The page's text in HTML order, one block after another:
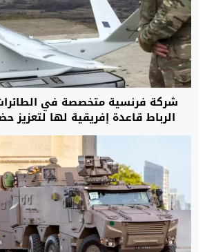
شركة فرنسية متخصصة في
الرباط قاعدة إفريقية لها لتعزيز